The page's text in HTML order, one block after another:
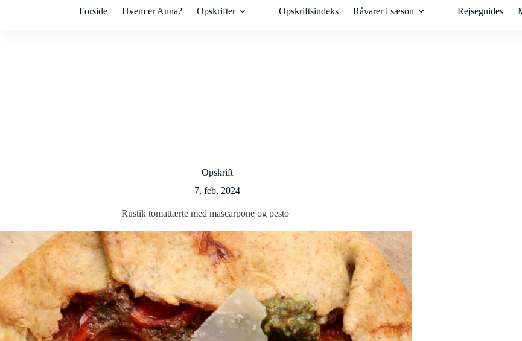
Forside Hvem er Anna? Opskrifter Opskriftsindeks Råvarer i sæson Rejseguides
Opskrift
7, feb, 2024
Rustik tomattærte med mascarpone og pesto